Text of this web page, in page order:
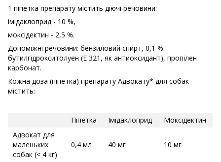
1 піпетка препарату містить діючі речовини:
імідаклоприд - 10 %,
моксідектин - 2,5 %.
Допоміжні речовини: бензиловий спирт, 0,1 %
бутилгідрокситолуен (Е 321, як антиоксидант), пропілен
карбонат.
Кожна доза (піпетка) препарату Адвокату* для собак
містить:
Піпетка Імідаклоприд
Моксідектин
Адвокат для
маленьких
собак (< 4 кг)
0,4 мл 40 мг 10 мг